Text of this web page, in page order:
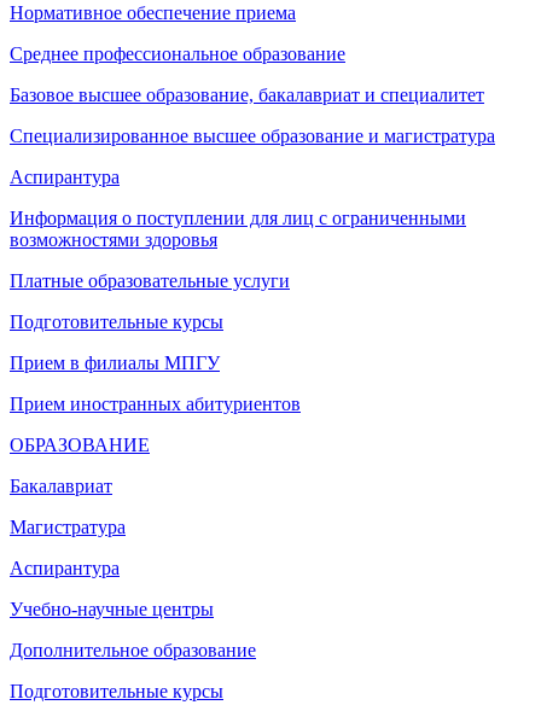
Нормативное обеспечение приема
Среднее профессиональное образование
Базовое высшее образование, бакалавриат и специалитет
Специализированное высшее образование и магистратура
Аспирантура
Информация о поступлении для лиц с ограниченными
возможностями здоровья
Платные образовательные услуги
Подготовительные курсы
Прием в филиалы МПГУ
Прием иностранных абитуриентов
ОБРАЗОВАНИЕ
Бакалавриат
Магистратура
Аспирантура
Учебно-научные центры
Дополнительное образование
Подготовительные курсы